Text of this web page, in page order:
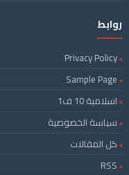
روابط
Privacy Policy
Sample Page
اسلامية 10 ف1
سياسة الخصوصية
كل المقالات
RSS